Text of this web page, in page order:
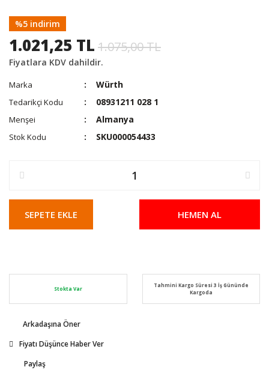
%5 indirim
1.021,25 TL 1.075,00 TL
Fiyatlara KDV dahildir.
Marka Würth
Tedarikçi Kodu 08931211 028 1
Menşei Almanya
Stok Kodu SKU000054433
SEPETE EKLE HEMEN AL
Stokta Var
Tahmini Kargo Süresi 3 İş Gününde
Kargoda
Arkadaşına Öner
Fiyatı Düşünce Haber Ver
Paylaş